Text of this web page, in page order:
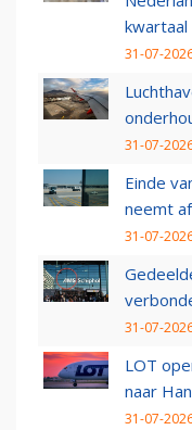
kwartaal
31-07-
31-07-
Einde
neemt
31-07-
31-07-
LOT
naar
31-07-